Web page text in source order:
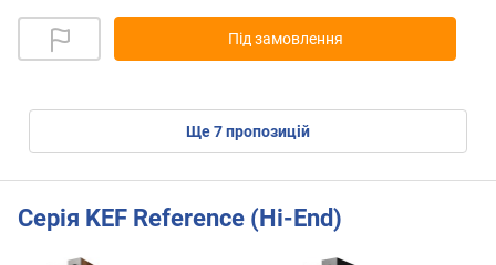
Під замовлення
ще7пропозицій
Серія KEF Reference (Hi-End)